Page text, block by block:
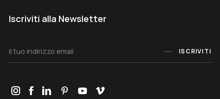
Iscriviti alla Newsletter
ISCRIVITI